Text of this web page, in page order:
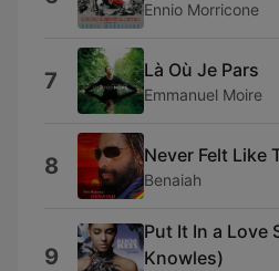
Ennio Morricone
7 Là Où Je Pars
Emmanuel Moire
8 Never Felt Like
Benaiah
9
Put It In a Love
Knowles)